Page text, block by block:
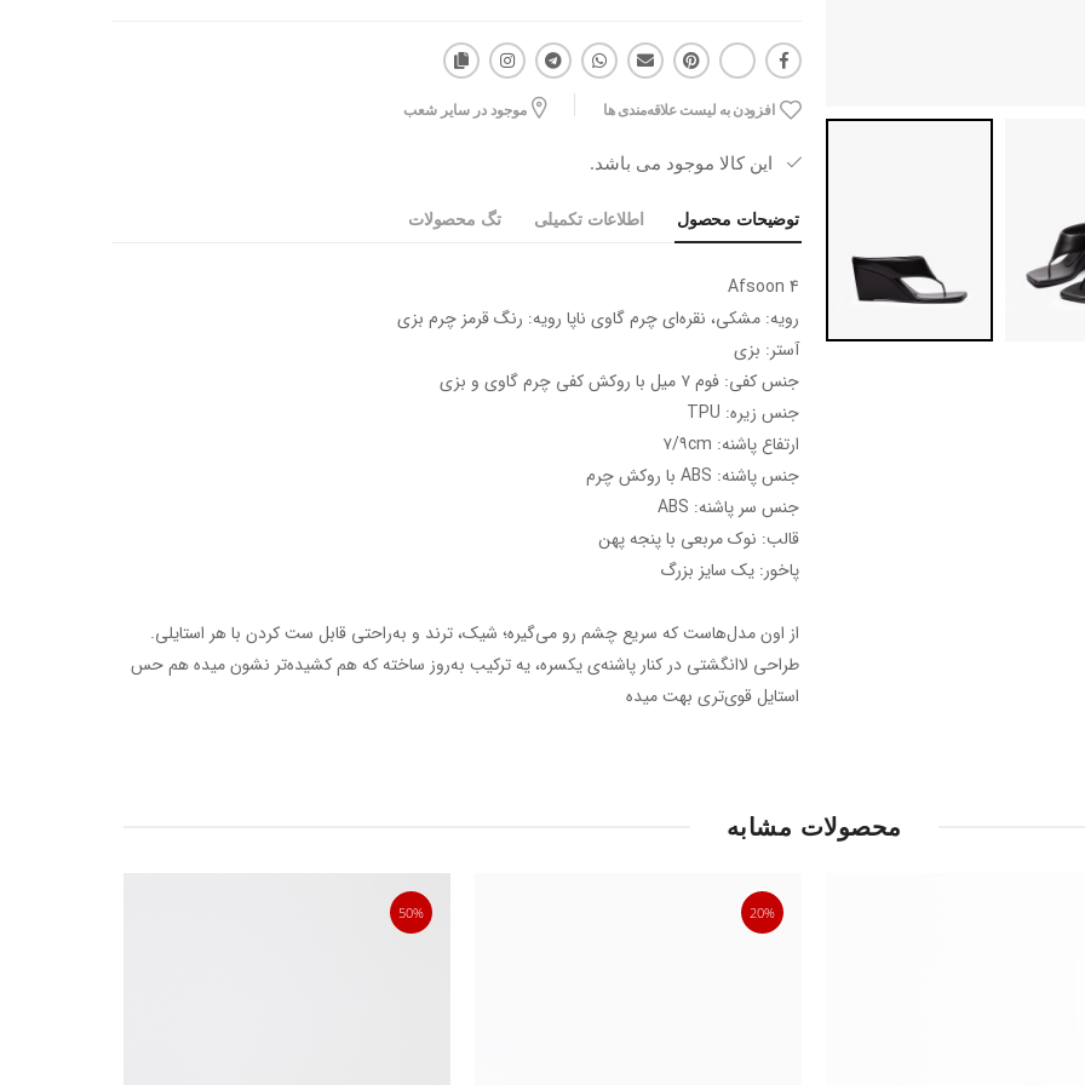
افزودن به لیست علاقه‌مندی ها موجود در سایر شعب
این کالا موجود می باشد.
توضیحات محصول اطلاعات تکمیلی تگ محصولات
Afsoon 4
رویه: مشکی، نقره‌ای چرم گاوی ناپا رویه: رنگ قرمز چرم بزی
آستر: بزی
جنس کفی: فوم ۷ میل با روکش کفی چرم گاوی و بزی
جنس زیره: TPU
ارتفاع پاشنه: ۷/۹cm
جنس پاشنه: ABS با روکش چرم
جنس سر پاشنه: ABS
قالب: نوک مربعی با پنجه پهن
پاخور: یک سایز بزرگ
از اون مدل‌هاست که سریع چشم رو می‌گیره؛ شیک، ترند و به‌راحتی قابل ست کردن با هر استایلی.
طراحی لاانگشتی در کنار پاشنه‌ی یکسره، یه ترکیب به‌روز ساخته که هم کشیده‌تر نشون میده هم حس
استایل قوی‌تری بهت میده
محصولات مشابه
20%
50%